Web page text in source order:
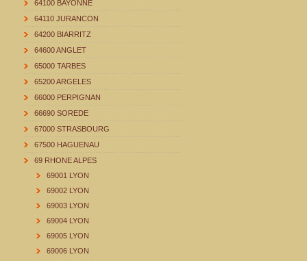
64100 BAYONNE
64110 JURANCON
64200 BIARRITZ
64600 ANGLET
65000 TARBES
65200 ARGELES
66000 PERPIGNAN
66690 SOREDE
67000 STRASBOURG
67500 HAGUENAU
69 RHONE ALPES
69001 LYON
69002 LYON
69003 LYON
69004 LYON
69005 LYON
69006 LYON